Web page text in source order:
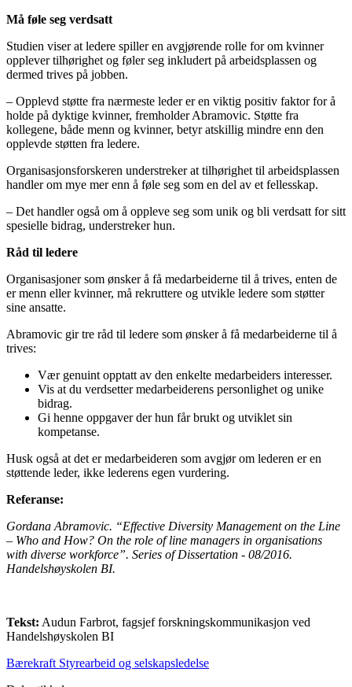
Må føle seg verdsatt
Studien viser at ledere spiller en avgjørende rolle for om kvinner
opplever tilhørighet og føler seg inkludert på arbeidsplassen og
dermed trives på jobben.
– Opplevd støtte fra nærmeste leder er en viktig positiv faktor for å
holde på dyktige kvinner, fremholder Abramovic. Støtte fra
kollegene, både menn og kvinner, betyr atskillig mindre enn den
opplevde støtten fra ledere.
Organisasjonsforskeren understreker at tilhørighet til arbeidsplassen
handler om mye mer enn å føle seg som en del av et fellesskap.
– Det handler også om å oppleve seg som unik og bli verdsatt for sitt
spesielle bidrag, understreker hun.
Råd til ledere
Organisasjoner som ønsker å få medarbeiderne til å trives, enten de
er menn eller kvinner, må rekruttere og utvikle ledere som støtter
sine ansatte.
Abramovic gir tre råd til ledere som ønsker å få medarbeiderne til å
trives:
Vær genuint opptatt av den enkelte medarbeiders interesser.
Vis at du verdsetter medarbeiderens personlighet og unike
bidrag.
Gi henne oppgaver der hun får brukt og utviklet sin
kompetanse.
Husk også at det er medarbeideren som avgjør om lederen er en
støttende leder, ikke lederens egen vurdering.
Referanse:
Gordana Abramovic. “Effective Diversity Management on the Line
– Who and How? On the role of line managers in organisations
with diverse workforce”. Series of Dissertation - 08/2016.
Handelshøyskolen BI.
Tekst: Audun Farbrot, fagsjef forskningskommunikasjon ved
Handelshøyskolen BI
Bærekraft Styrearbeid og selskapsledelse